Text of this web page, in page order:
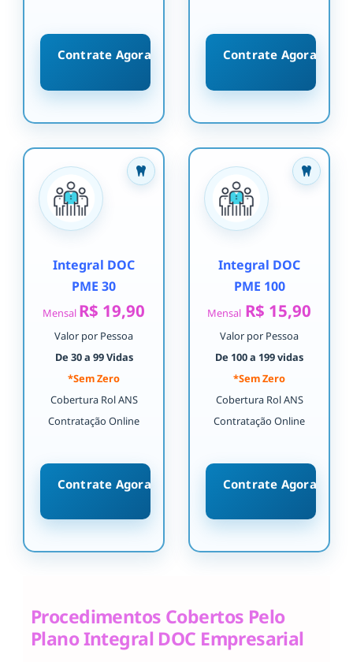
Contrate Agora Contrate Agora
Integral DOC
PME 30
Mensal R$ 19,90
Valor por Pessoa
De 30 a 99 Vidas
*Sem Zero
Cobertura Rol ANS
Contratação Online
Contrate Agora
Integral DOC
PME 100
Mensal R$ 15,90
Valor por Pessoa
De 100 a 199 vidas
*Sem Zero
Cobertura Rol ANS
Contratação Online
Contrate Agora
Procedimentos Cobertos Pelo
Plano Integral DOC Empresarial